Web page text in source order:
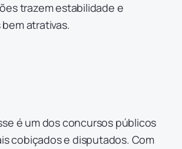
trazem estabilidade e
atrativas.
é um dos concursos públicos
cobiçados e disputados. Com